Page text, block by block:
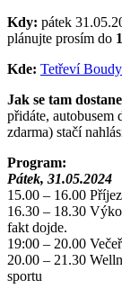
Kdy: pátek
plánujte prosím do
Kde: Tetřeví
Jak se tam
přidáte, autobusem
zdarma) stačí
Program:
Pátek, 31.05.2024
15.00 – 16.00
16.30 – 18.30
fakt dojde.
19:00 – 20.00
20.00 – 21.30
sportu